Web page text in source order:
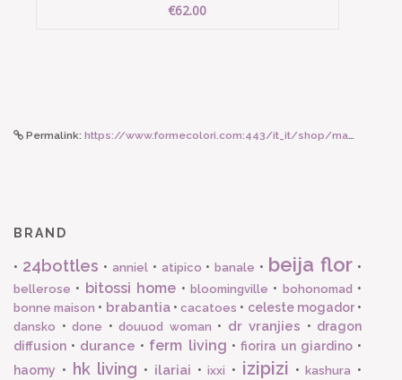
€62.00
Permalink: https://www.formecolori.com:443/it_it/shop/maman_et_sophie/orecchini_a_cerchio/maman_et_sophie_orecchino_a_cerchio_grande_turchese_e_rosso/4993
BRAND
• 24bottles • anniel• atipico •banale • beija flor •
bellerose • bitossi home • bloomingville • bohonomad •
bonne maison • brabantia•cacatoes • celeste mogador•
dansko • done • douuod woman • dr vranjies • dragon
diffusion • durance • ferm living • fiorira un giardino•
haomy • hk living • ilariai •ixxi • izipizi •kashura •